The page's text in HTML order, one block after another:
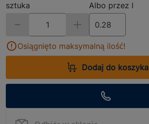
sztuka
Albo przez l
Osiągnięto maksymalną ilość!
Dodaj do koszyka